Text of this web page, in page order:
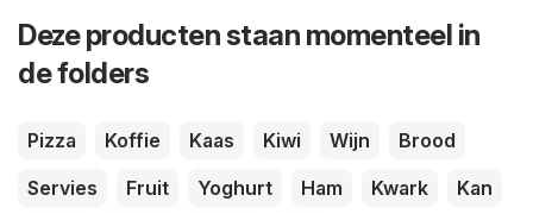
Deze producten staan momenteel in
de folders
Pizza Koffie Kaas Kiwi Wijn
Brood
Servies
Fruit Yoghurt Ham Kwark
Kan